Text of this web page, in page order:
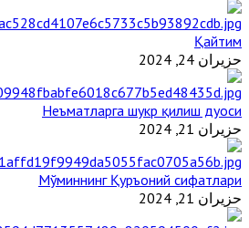
Қайтим
حزيران 24, 2024
Неъматларга шукр қилиш дуоси
حزيران 21, 2024
Мўминнинг Қуръоний сифатлари
حزيران 21, 2024